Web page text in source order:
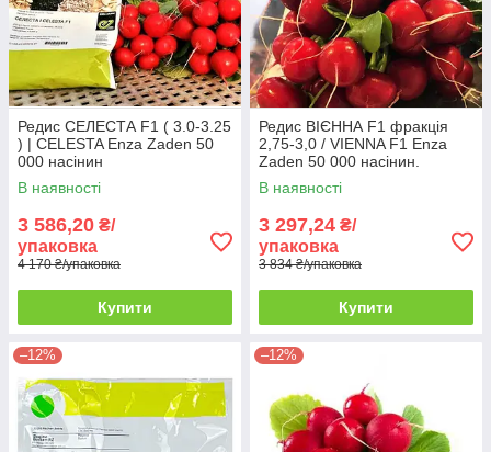
Редис СЕЛЕСТА F1 ( 3.0-3.25
) | CELESTA Enza Zaden 50
000 насінин
В наявності
3 586,20 ₴/
упаковка
4 170 ₴/упаковка
Купити
Редис ВІЄННА F1 фракція
2,75-3,0 / VIENNA F1 Enza
Zaden 50 000 насінин.
В наявності
3 297,24 ₴/
упаковка
3 834 ₴/упаковка
Купити
–12% –12%